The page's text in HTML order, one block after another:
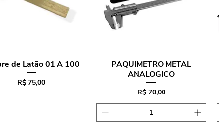
Visualização rápida
de Latão 01 A 100
Preço
R$ 75,00
Visualização rápida
PAQUIMETRO METAL
ANALOGICO
Preço
R$ 70,00